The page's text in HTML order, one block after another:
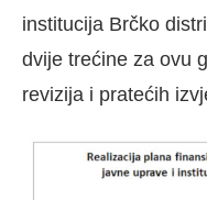
institucija Brčko
dvije trećine za ovu
revizija i pratećih